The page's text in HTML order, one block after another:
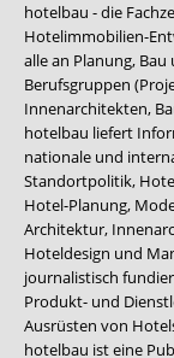
hotelbau - die
Hotelimmobilien-
alle an Planung,
Berufsgruppen
Innenarchitekten,
hotelbau liefert
nationale und
Standortpolitik,
Hotel-Planung,
Architektur,
Hoteldesign und
journalistisch
Produkt- und
Ausrüsten von
hotelbau ist eine